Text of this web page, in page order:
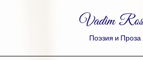
Vadim
Поэзия и Проза